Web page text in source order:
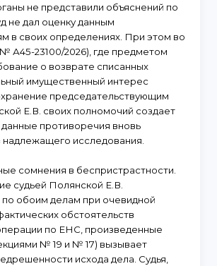
не представили объяснений по
не дал оценку данным
в своих определениях. При этом во
А45-23100/2026), где предметом
о возврате списанных
имущественный интерес
председательствующим
Е.В. своих полномочий создает
данные противоречия вновь
надлежащего исследования.
сомнения в беспристрастности.
судьей Полянской Е.В.
по обоим делам при очевидной
обстоятельств
по ЕНС, произведенные
№ 19 и № 17) вызывает
исхода дела. Судья,